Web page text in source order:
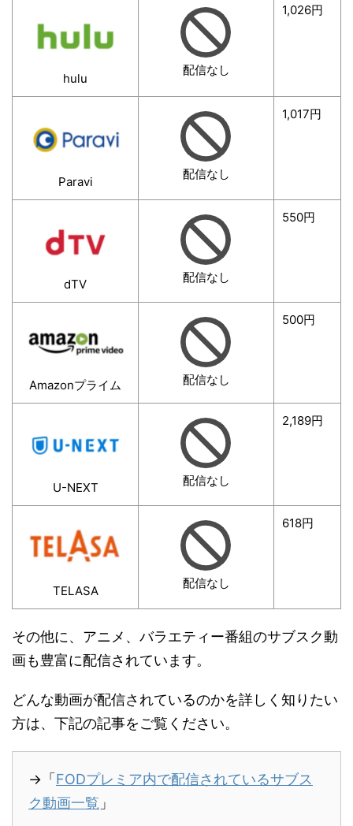
hulu
配信なし
1,026円
Paravi
配信なし
1,017円
dTV 配信なし
550円
Amazonプライム 配信なし
500円
U-NEXT 配信なし
2,189円
TELASA
配信なし
618円
その他に、アニメ、バラエティー番組のサブスク動
画も豊富に配信されています。
どんな動画が配信されているのかを詳しく知りたい
方は、下記の記事をご覧ください。
→「FODプレミア内で配信されているサブス
ク動画一覧 」